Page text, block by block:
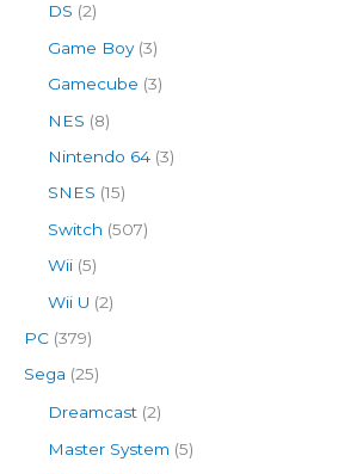
DS (2)
Game Boy(3)
Gamecube (3)
NES (8)
Nintendo 64 (3)
SNES (15)
Switch (507)
Wii (5)
Wii U (2)
PC (379)
Sega (25)
Dreamcast (2)
Master System (5)